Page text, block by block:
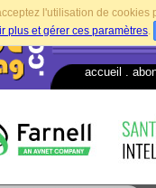
l'utilisation de
plus et gérer ces paramètres.
accueil